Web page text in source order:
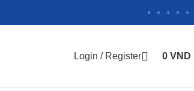
Login / Register 0 VND